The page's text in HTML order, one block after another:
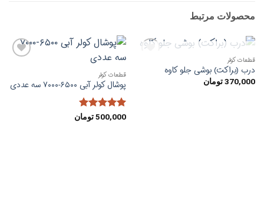
محصولات مرتبط
قطعات کولر
درب (براکت) بوشی جلو کاوه
370,000 تومان علاقه
مندی
قطعات کولر
پوشال کولر آبی ۶۵۰۰-۷۰۰۰ سه عددی
امتیاز5از500,000 تومان